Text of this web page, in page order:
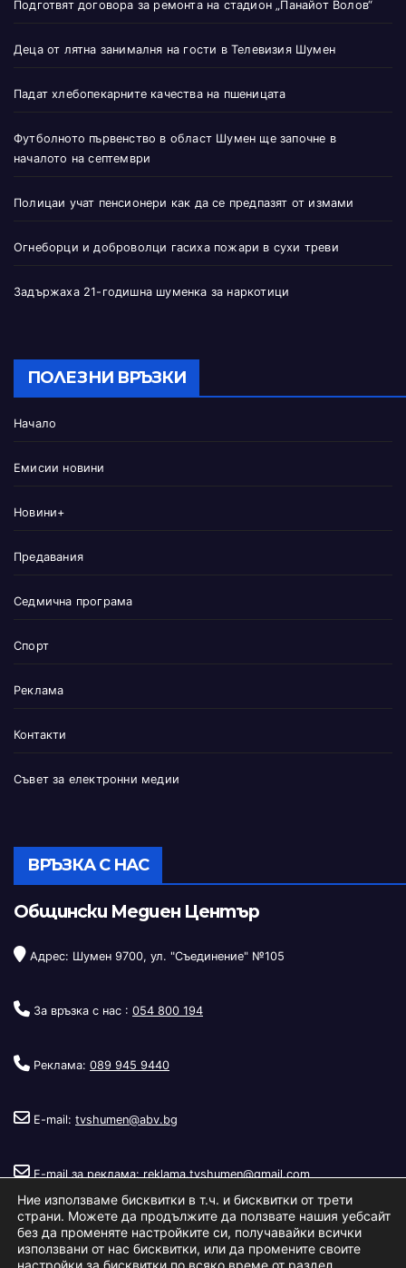
Подготвят договора за ремонта на стадион „Панайот Волов“
Деца от лятна занималня на гости в Телевизия Шумен
Падат хлебопекарните качества на пшеницата
Футболното първенство в област Шумен ще започне в
началото на септември
Полицаи учат пенсионери как да се предпазят от измами
Огнеборци и доброволци гасиха пожари в сухи треви
Задържаха 21-годишна шуменка за наркотици
ПОЛЕЗНИ ВРЪЗКИ
Начало
Емисии новини
Новини+
Предавания
Седмична програма
Спорт
Реклама
Контакти
Съвет за електронни медии
ВРЪЗКА С НАС
Общински Медиен Център
Адрес: Шумен 9700, ул. "Съединение" №105
За връзка с нас : 054 800 194
Реклама: 089 945 9440
E-mail: tvshumen@abv.bg
E-mail за реклама: reklama.tvshumen@gmail.com
Ние използваме бисквитки в т.ч. и бисквитки от трети
страни. Можете да продължите да ползвате нашия уебсайт
без да променяте настройките си, получавайки всички
използвани от нас бисквитки, или да промените своите
настройки за бисквитки по всяко време от раздел